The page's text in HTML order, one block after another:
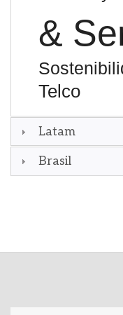
&
Telco
Latam
Brasil